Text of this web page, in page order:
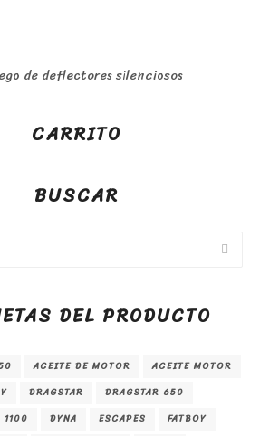
CARRITO
BUSCAR
DEL PRODUCTO
ACEITE DE MOTOR
ACEITE MOTOR
DRAGSTAR
DRAGSTAR 650
1100
DYNA ESCAPES
FATBOY